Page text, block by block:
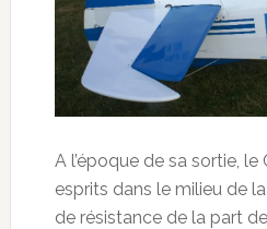
A l’époque de sa sortie,
esprits dans le milieu de
de résistance de la part